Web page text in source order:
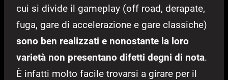
cui si divide il gameplay (off road, derapate,
fuga, gare di accelerazione e gare classiche)
sono ben realizzati e nonostante la loro
varietà non presentano difetti degni di nota.
È infatti molto facile trovarsi a girare per il